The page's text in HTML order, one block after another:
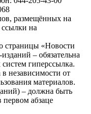
размещённых на
ссылки на
страницы «Новости
– обязательна
гиперссылка.
независимости от
материалов.
– должна быть
первом абзаце